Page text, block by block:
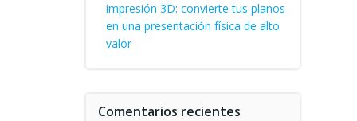
impresión 3D: convierte tus planos
en una presentación física de alto
valor
Comentarios recientes